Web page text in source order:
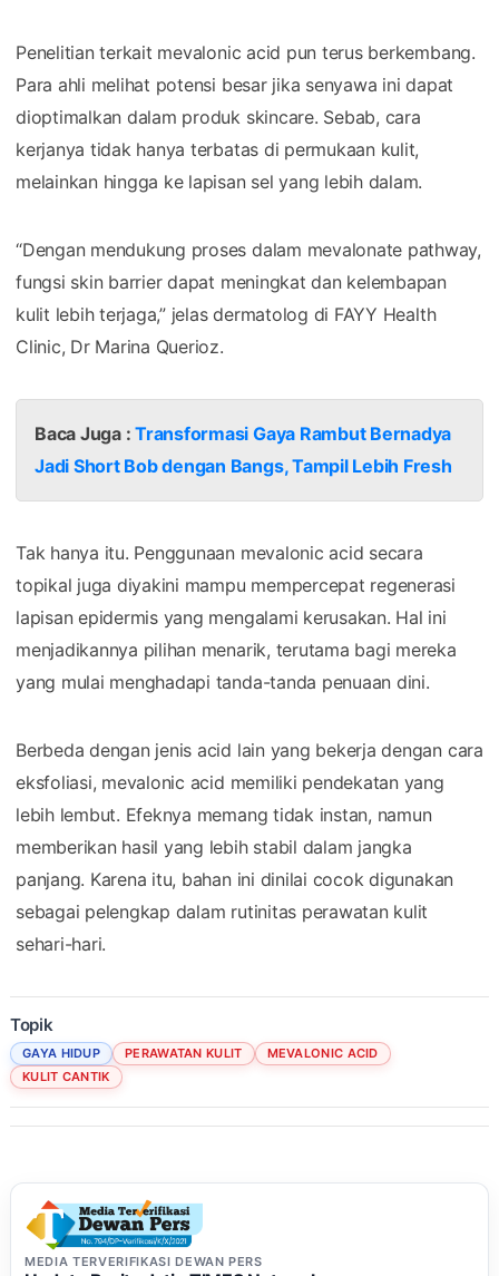
Penelitian terkait mevalonic acid pun terus berkembang.
Para ahli melihat potensi besar jika senyawa ini dapat
dioptimalkan dalam produk skincare. Sebab, cara
kerjanya tidak hanya terbatas di permukaan kulit,
melainkan hingga ke lapisan sel yang lebih dalam.
“Dengan mendukung proses dalam mevalonate pathway,
fungsi skin barrier dapat meningkat dan kelembapan
kulit lebih terjaga,” jelas dermatolog di FAYY Health
Clinic, Dr Marina Querioz.
Baca Juga :Transformasi Gaya Rambut Bernadya
Jadi Short Bob dengan Bangs, Tampil Lebih Fresh
Tak hanya itu. Penggunaan mevalonic acid secara
topikal juga diyakini mampu mempercepat regenerasi
lapisan epidermis yang mengalami kerusakan. Hal ini
menjadikannya pilihan menarik, terutama bagi mereka
yang mulai menghadapi tanda-tanda penuaan dini.
Berbeda dengan jenis acid lain yang bekerja dengan cara
eksfoliasi, mevalonic acid memiliki pendekatan yang
lebih lembut. Efeknya memang tidak instan, namun
memberikan hasil yang lebih stabil dalam jangka
panjang. Karena itu, bahan ini dinilai cocok digunakan
sebagai pelengkap dalam rutinitas perawatan kulit
sehari-hari.
Topik
GAYA HIDUP PERAWATAN KULIT
MEVALONIC ACID
KULIT CANTIK
MEDIA TERVERIFIKASI DEWAN PERS